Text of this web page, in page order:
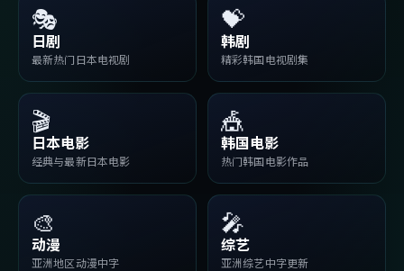
🎭
日剧
最新热门日本电视剧
💝
韩剧
精彩韩国电视剧集
🎬
日本电影
经典与最新日本电影
🎪
韩国电影
热门韩国电影作品
🎨
动漫
亚洲地区动漫中字
🎤
综艺
亚洲综艺中字更新